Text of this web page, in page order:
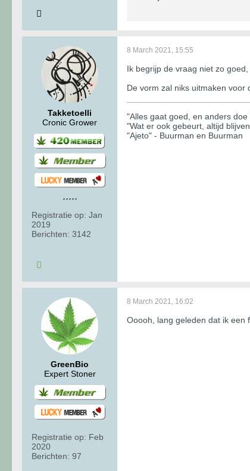
Takketoelli
Cronic Grower
Registratie op: Jan
2019
Berichten: 3142
8 March 2021, 15:55
Ik begrijp de vraag niet zo
De vorm zal niks uitmaken voor
"Alles gaat goed, en anders
"Wat er ook gebeurt, altijd
"Ajeto" - Buurman en Buurman
GreenBio
Expert Stoner
Registratie op: Feb
2020
Berichten: 97
8 March 2021, 16:02
Ooooh, lang geleden dat ik een